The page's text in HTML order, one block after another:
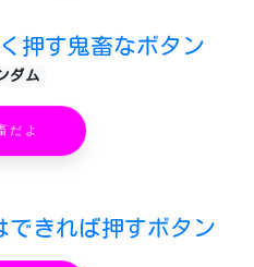
押す鬼畜なボタン
ダム
だよ
できれば押すボタン